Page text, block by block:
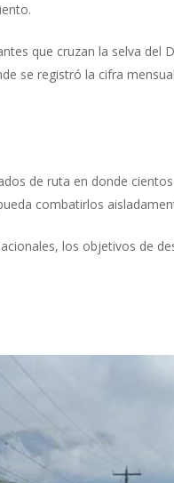
que cruzan la selva del
se registró la cifra
de ruta en donde
combatirlos
los objetivos de